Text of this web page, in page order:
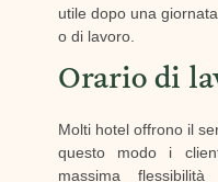
utile dopo una
o di lavoro.
Orario di
Molti hotel offrono il
questo modo i
massima